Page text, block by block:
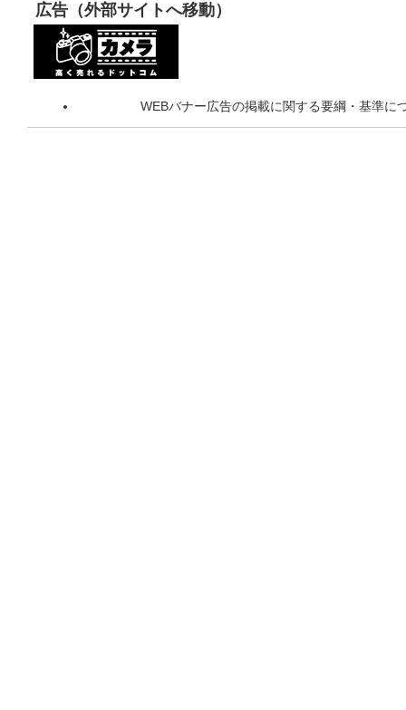
広告（外部サイトへ移動）
WEBバナー広告の掲載に関する要綱・基準に